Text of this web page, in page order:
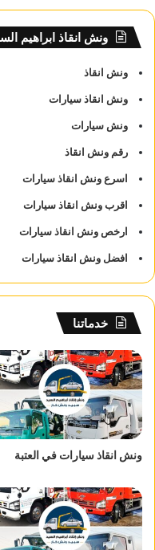
ونش انقاذ ابراهيم
ونش انقاذ
ونش انقاذ سيارات
ونش سيارات
رقم ونش انقاذ
اسرع ونش انقاذ سيارات
اقرب ونش انقاذ سيارات
ارخص ونش انقاذ سيارات
افضل ونش انقاذ سيارات
خدماتنا
ونش انقاذ سيارات في العتبة